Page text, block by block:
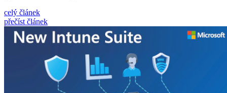
celý článek
přečíst článek